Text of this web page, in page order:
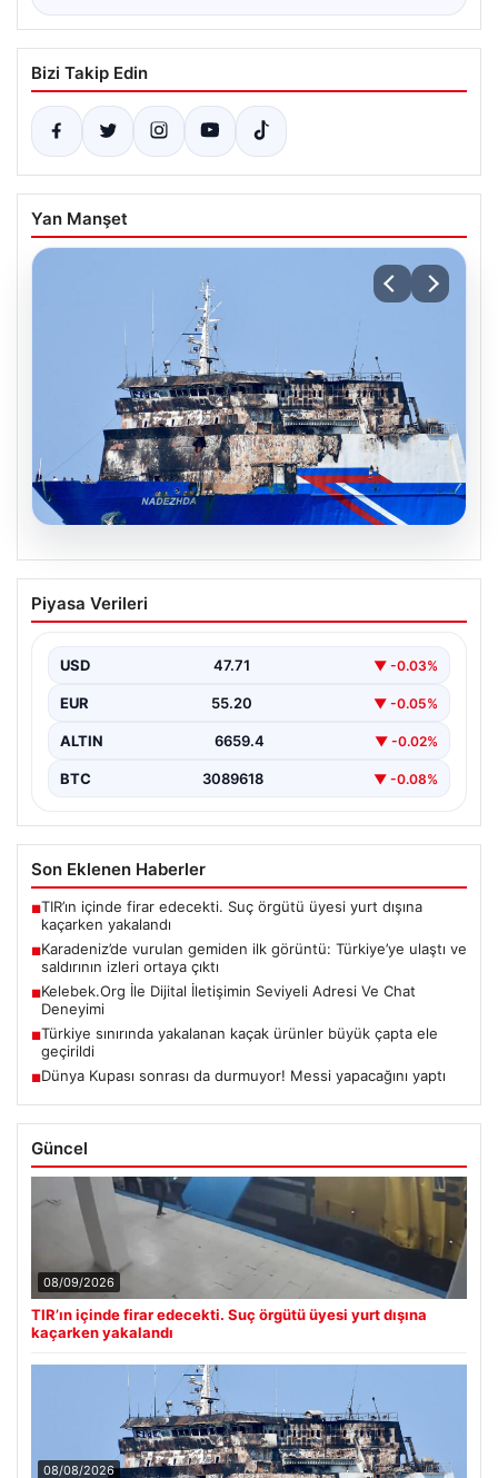
Bizi Takip Edin
Yan Manşet
08.08.2026
Karadeniz’de vurulan gemiden ilk
görüntü: Türkiye’ye ulaştı ve saldırının
Son dakika gelişmesiyle, Karadeniz'de saldırıya uğrayan
…
Piyasa Verileri
USD 47.71 ▼ -0.03%
EUR 55.20 ▼ -0.05%
ALTIN 6659.4 ▼ -0.02%
BTC 3089618 ▼ -0.08%
Son Eklenen Haberler
■TIR’ın içinde firar edecekti. Suç örgütü üyesi yurt dışına
kaçarken yakalandı
■Karadeniz’de vurulan gemiden ilk görüntü: Türkiye’ye ulaştı ve
saldırının izleri ortaya çıktı
■Kelebek.Org İle Dijital İletişimin Seviyeli Adresi Ve Chat
Deneyimi
■Türkiye sınırında yakalanan kaçak ürünler büyük çapta ele
geçirildi
■Dünya Kupası sonrası da durmuyor! Messi yapacağını yaptı
Güncel
08/09/2026
TIR’ın içinde firar edecekti. Suç örgütü üyesi yurt dışına
kaçarken yakalandı
08/08/2026